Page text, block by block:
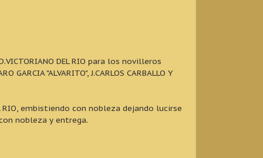
DEL RIO para los novilleros
"ALVARITO", J.CARLOS CARBALLO Y
embistiendo con nobleza dejando lucirse
nobleza y entrega.